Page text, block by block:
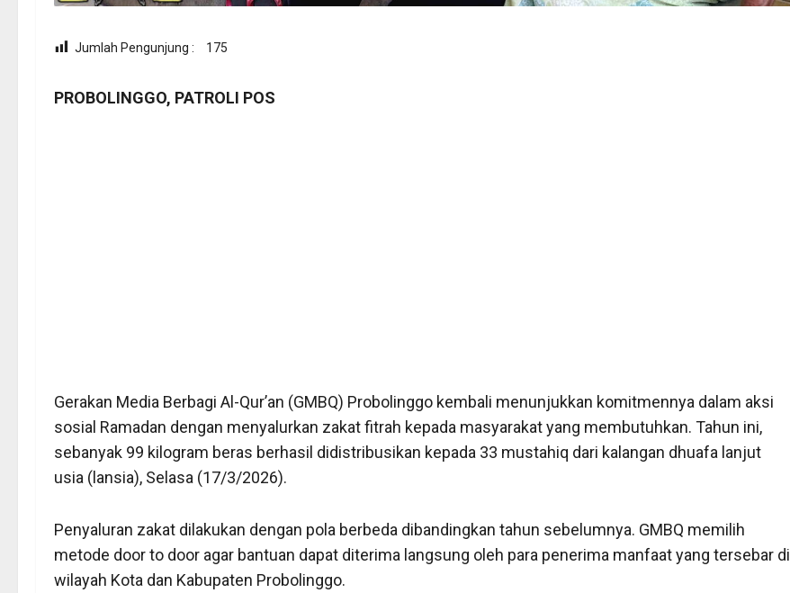
Jumlah Pengunjung : 175
PROBOLINGGO, PATROLI POS
Gerakan Media Berbagi Al-Qur’an (GMBQ) Probolinggo kembali menunjukkan komitmennya dalam aksi
sosial Ramadan dengan menyalurkan zakat fitrah kepada masyarakat yang membutuhkan. Tahun ini,
sebanyak 99 kilogram beras berhasil didistribusikan kepada 33 mustahiq dari kalangan dhuafa lanjut
usia (lansia), Selasa (17/3/2026).
Penyaluran zakat dilakukan dengan pola berbeda dibandingkan tahun sebelumnya. GMBQ memilih
metode door to door agar bantuan dapat diterima langsung oleh para penerima manfaat yang tersebar di
wilayah Kota dan Kabupaten Probolinggo.